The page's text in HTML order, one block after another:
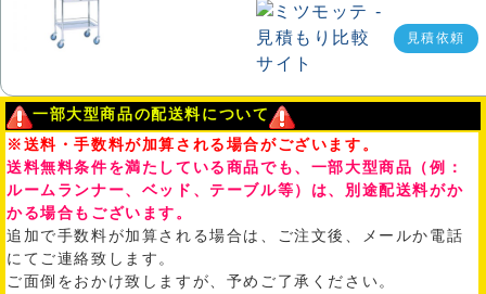
見積依頼
一部大型商品の配送料について
※送料・手数料が加算される場合がございます。
送料無料条件を満たしている商品でも、一部大型商品（例：
ルームランナー、ベッド、テーブル等）は、別途配送料がか
かる場合もございます。
追加で手数料が加算される場合は、ご注文後、メールか電話
にてご連絡致します。
ご面倒をおかけ致しますが、予めご了承ください。